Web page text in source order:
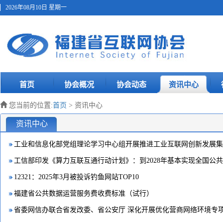
2026年08月10日 星期一
首页 协会概况 协会动态 资讯中心
您当前的位置:首页 > 资讯中心
资讯中心
12321：2025年3月被投诉钓鱼网站TOP10
福建省公共数据运营服务费收费标准（试行）
省委网信办联合省发改委、省公安厅 深化开展优化营商网络环境专